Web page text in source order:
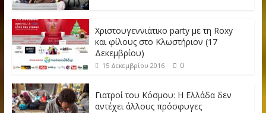
Χριστουγεννιάτικο party με τη Roxy
και φίλους στο Κλωστήριον (17
Δεκεμβρίου)
15 Δεκεμβρίου 2016 0
Γιατροί του Κόσμου: Η Ελλάδα δεν
αντέχει άλλους πρόσφυγες